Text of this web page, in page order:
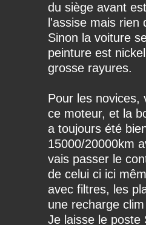
du siège avant
l'assise mais rien
Sinon la voiture
peinture est
grosse rayures.
Pour les novices,
ce moteur, et la
a toujours été
15000/20000km
vais passer le
de celui ci ici
avec filtres, les
une recharge
Je laisse le poste